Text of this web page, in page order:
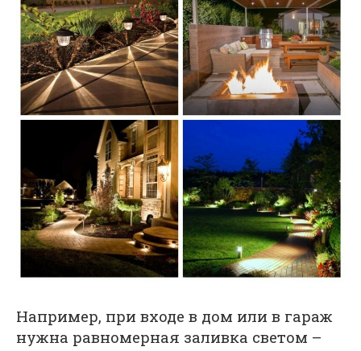
Например, при входе в дом или в гараж
нужна равномерная заливка светом –